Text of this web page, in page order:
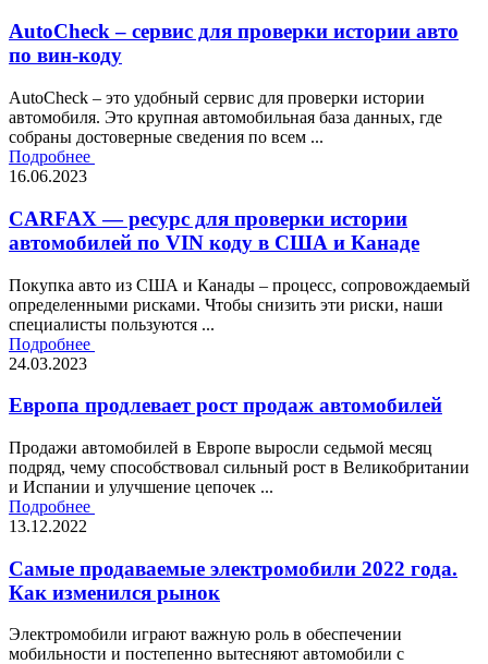
AutoCheck – сервис для проверки истории авто
по вин-коду
AutoCheck – это удобный сервис для проверки истории
автомобиля. Это крупная автомобильная база данных, где
собраны достоверные сведения по всем ...
Подробнее
16.06.2023
CARFAX — ресурс для проверки истории
автомобилей по VIN коду в США и Канаде
Покупка авто из США и Канады – процесс, сопровождаемый
определенными рисками. Чтобы снизить эти риски, наши
специалисты пользуются ...
Подробнее
24.03.2023
Европа продлевает рост продаж автомобилей
Продажи автомобилей в Европе выросли седьмой месяц
подряд, чему способствовал сильный рост в Великобритании
и Испании и улучшение цепочек ...
Подробнее
13.12.2022
Самые продаваемые электромобили 2022 года.
Как изменился рынок
Электромобили играют важную роль в обеспечении
мобильности и постепенно вытесняют автомобили с